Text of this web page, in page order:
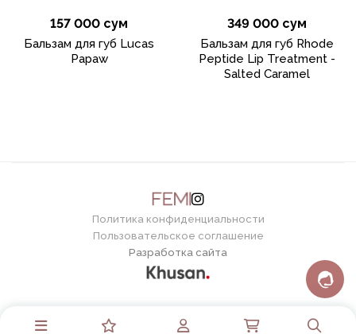
157 000 сум
Бальзам для губ Lucas
Papaw
349 000 сум
Бальзам для губ Rhode
Peptide Lip Treatment -
Salted Caramel
Политика конфиденциальности
Пользовательское соглашение
Разработка сайта